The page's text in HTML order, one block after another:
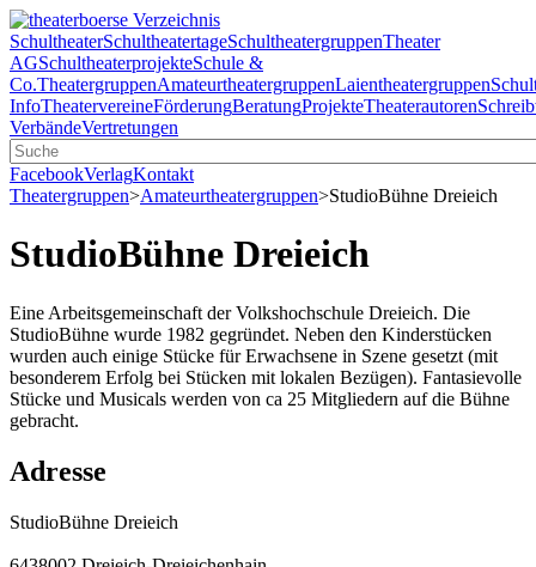
SchultheaterSchultheatertageSchultheatergruppenTheater
AGSchultheaterprojekteSchule &
Co.TheatergruppenAmateurtheatergruppenLaientheatergruppen
InfoTheatervereineFörderungBeratungProjekteTheaterautoren
VerbändeVertretungen
FacebookVerlagKontakt
Theatergruppen>Amateurtheatergruppen>StudioBühne Dreieich
StudioBühne Dreieich
Eine Arbeitsgemeinschaft der Volkshochschule Dreieich. Die
StudioBühne wurde 1982 gegründet. Neben den Kinderstücken
wurden auch einige Stücke für Erwachsene in Szene gesetzt (mit
besonderem Erfolg bei Stücken mit lokalen Bezügen). Fantasievolle
Stücke und Musicals werden von ca 25 Mitgliedern auf die Bühne
gebracht.
Adresse
StudioBühne Dreieich